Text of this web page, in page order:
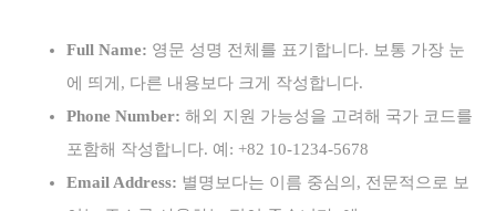
Full Name: 영문 성명 전체를 표기합니다. 보통 가장 눈
에 띄게, 다른 내용보다 크게 작성합니다.
Phone Number: 해외 지원 가능성을 고려해 국가 코드를
포함해 작성합니다. 예: +82 10-1234-5678
Email Address: 별명보다는 이름 중심의, 전문적으로 보